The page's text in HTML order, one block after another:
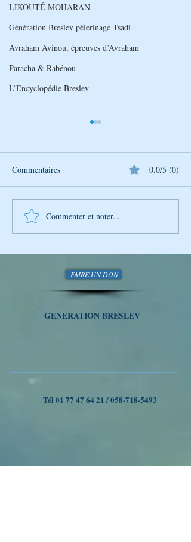
LIKOUTÉ MOHARAN
Génération Breslev pèlerinage Tsadi
Avraham Avinou, épreuves d’Avraham
Paracha & Rabénou
L’Encyclopédie Breslev
La Photo de la Semaine :
Instantané Captivant
Commentaires 0.0/5 (0)
Commenter et noter...
FAIRE UN DON
GENERATION BRESLEV
Tél 01 77 47 64 21 /058-718-5493